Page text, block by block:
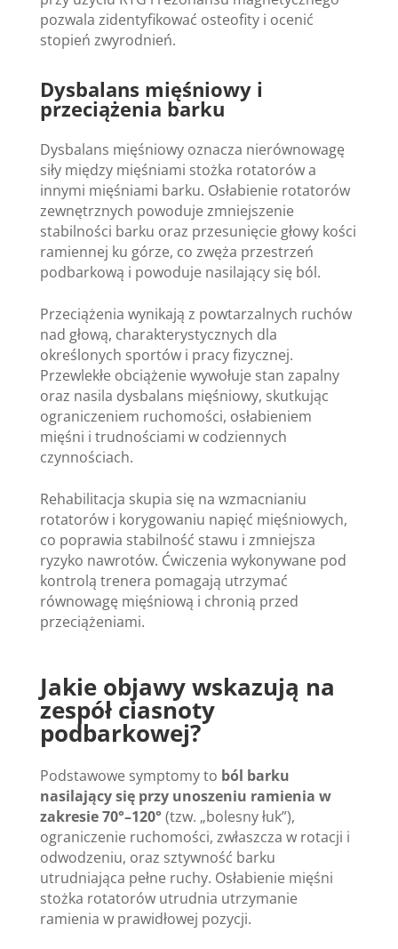
pozwala zidentyfikować osteofity i ocenić
stopień zwyrodnień.
Dysbalans mięśniowy i
przeciążenia barku
Dysbalans mięśniowy oznacza nierównowagę
siły między mięśniami stożka rotatorów a
innymi mięśniami barku. Osłabienie rotatorów
zewnętrznych powoduje zmniejszenie
stabilności barku oraz przesunięcie głowy kości
ramiennej ku górze, co zwęża przestrzeń
podbarkową i powoduje nasilający się ból.
Przeciążenia wynikają z powtarzalnych ruchów
nad głową, charakterystycznych dla
określonych sportów i pracy fizycznej.
Przewlekłe obciążenie wywołuje stan zapalny
oraz nasila dysbalans mięśniowy, skutkując
ograniczeniem ruchomości, osłabieniem
mięśni i trudnościami w codziennych
czynnościach.
Rehabilitacja skupia się na wzmacnianiu
rotatorów i korygowaniu napięć mięśniowych,
co poprawia stabilność stawu i zmniejsza
ryzyko nawrotów. Ćwiczenia wykonywane pod
kontrolą trenera pomagają utrzymać
równowagę mięśniową i chronią przed
przeciążeniami.
Jakie objawy wskazują na
zespół ciasnoty
podbarkowej?
Podstawowe symptomy to ból barku
nasilający się przy unoszeniu ramienia w
zakresie 70°–120°(tzw. „bolesny łuk”),
ograniczenie ruchomości, zwłaszcza w rotacji i
odwodzeniu, oraz sztywność barku
utrudniająca pełne ruchy. Osłabienie mięśni
stożka rotatorów utrudnia utrzymanie
ramienia w prawidłowej pozycji.